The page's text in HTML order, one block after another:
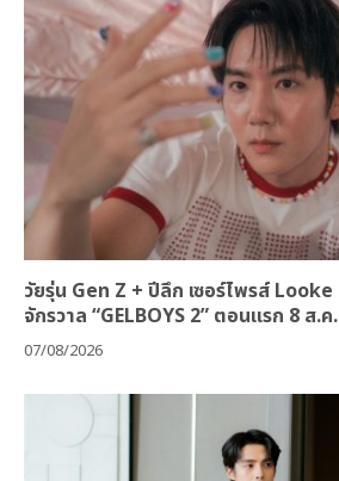
วัยรุ่น Gen Z + ปีลึก เซอร์ไพรส์ Looke
จักรวาล “GELBOYS 2” ตอนแรก 8 ส.ค
07/08/2026